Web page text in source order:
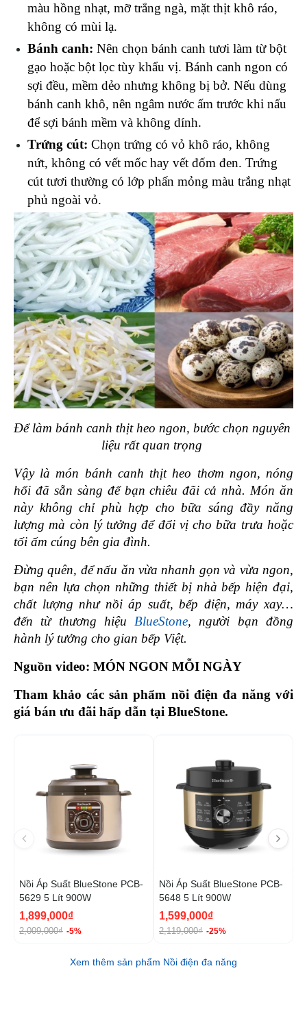
màu hồng nhạt, mỡ trắng ngà, mặt thịt khô ráo,
không có mùi lạ.
Bánh canh: Nên chọn bánh canh tươi làm từ bột
gạo hoặc bột lọc tùy khẩu vị. Bánh canh ngon có
sợi đều, mềm dẻo nhưng không bị bở. Nếu dùng
bánh canh khô, nên ngâm nước ấm trước khi nấu
để sợi bánh mềm và không dính.
Trứng cút: Chọn trứng có vỏ khô ráo, không
nứt, không có vết mốc hay vết đốm đen. Trứng
cút tươi thường có lớp phấn mỏng màu trắng nhạt
phủ ngoài vỏ.
Để làm bánh canh thịt heo ngon, bước chọn nguyên
liệu rất quan trọng
Vậy là món bánh canh thịt heo thơm ngon, nóng
hổi đã sẵn sàng để bạn chiêu đãi cả nhà. Món ăn
này không chỉ phù hợp cho bữa sáng đầy năng
lượng mà còn lý tưởng để đổi vị cho bữa trưa hoặc
tối ấm cúng bên gia đình.
Đừng quên, để nấu ăn vừa nhanh gọn và vừa ngon,
bạn nên lựa chọn những thiết bị nhà bếp hiện đại,
chất lượng như nồi áp suất, bếp điện, máy xay…
đến từ thương hiệu BlueStone, người bạn đồng
hành lý tưởng cho gian bếp Việt.
Nguồn video: MÓN NGON MỖI NGÀY
Tham khảo các sản phẩm nồi điện đa năng với
giá bán ưu đãi hấp dẫn tại BlueStone.
Nồi Áp Suất BlueStone PCB-
5629 5 Lít 900W
1,899,000₫
2,009,000₫ -5%
Nồi Áp Suất BlueStone PCB-
5648 5 Lít 900W
1,599,000₫
2,119,000₫ -25%
Xem thêm sản phẩm Nồi điện đa năng